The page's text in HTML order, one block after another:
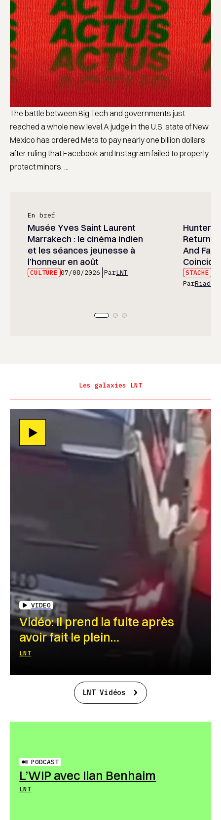
The battle between Big Tech and governments just
reached a whole new level.A judge in the U.S. state of New
Mexico has ordered Meta to pay nearly one billion dollars
after ruling that Facebook and Instagram failed to properly
protect minors. ...
En bref
Musée Yves Saint Laurent
Marrakech : le cinéma indien
et les séances jeunesse à
l’honneur en août
CULTURE 07/08/2026 ParLNT
Hunter
And
STACHE
ParRiad
Les galaxies LNT
VIDEO
Vidéo: Il prend la fuite après
avoir fait le plein…
LNT
LNT Vidéos
PODCAST
L’WIP avec Ilan Benhaim
LNT